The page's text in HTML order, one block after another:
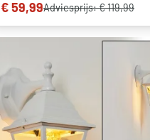
€ 59,99Adviesprijs:€ 119,99